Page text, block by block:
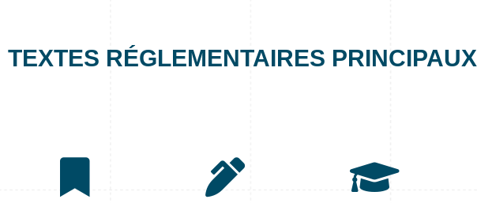
TEXTES RÉGLEMENTAIRES PRINCIPAUX